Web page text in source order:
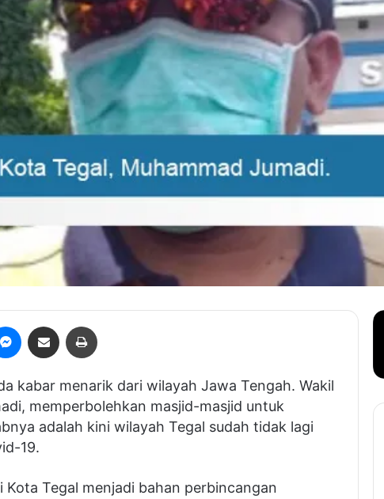
kabar menarik dari wilayah Jawa Tengah. Wakil
memperbolehkan masjid-masjid untuk
adalah kini wilayah Tegal sudah tidak lagi
19.
Tegal menjadi bahan perbincangan